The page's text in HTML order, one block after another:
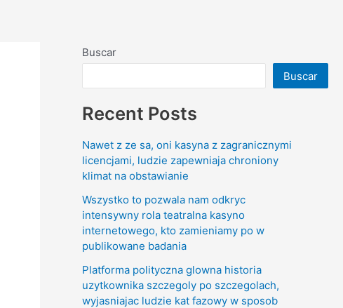
Buscar
Buscar
Recent Posts
Nawet z ze sa, oni kasyna z zagranicznymi
licencjami, ludzie zapewniaja chroniony
klimat na obstawianie
Wszystko to pozwala nam odkryc
intensywny rola teatralna kasyno
internetowego, kto zamieniamy po w
publikowane badania
Platforma polityczna glowna historia
uzytkownika szczegoly po szczegolach,
wyjasniajac ludzie kat fazowy w sposob